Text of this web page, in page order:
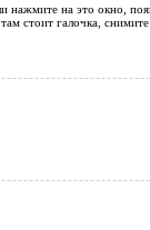
на это окно,
стоит галочка,